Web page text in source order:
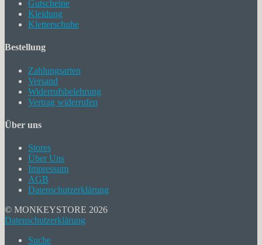
Gutscheine
Kleidung
Kletterschuhe
Bestellung
Zahlungsarten
Versand
Widerrufsbelehrung
Vertrag widerrufen
Über uns
Stores
Über Uns
Impressum
AGB
Datenschutzerklärung
© MONKEYSTORE 2026
Datenschutzerklärung
Suche